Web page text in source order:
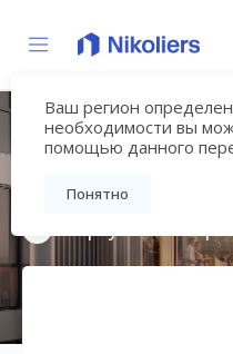
Ваш регион
необходимости вы
помощью данного
Понятно
«ВЕЕР»